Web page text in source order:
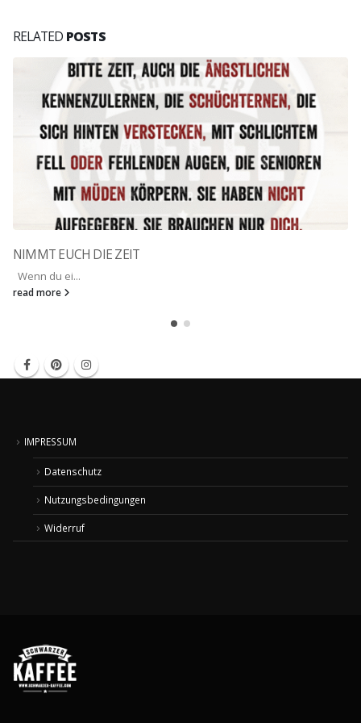
RELATED POSTS
NIMMT EUCH DIE ZEIT
Wenn du ei...
read more
IMPRESSUM
Datenschutz
Nutzungsbedingungen
Widerruf